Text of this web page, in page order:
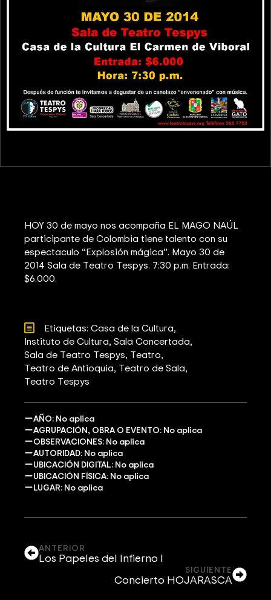
HOY 30 de mayo nos acompaña EL MAGO NAÚL
participante de Colombia tiene talento con su
espectaculo “Explosión mágica”. Mayo 30 de
2014 Sala de Teatro Tespys. 7:30 p.m. Entrada:
$6.000.
Etiquetas: Casa de la Cultura
Instituto de Cultura Sala Concertada
Sala de Teatro Tespys Teatro
Teatro de Antioquia Teatro de Sala
Teatro Tespys
AÑO: No aplica
AGRUPACIÓN, OBRA O EVENTO: No aplica
OBSERVACIONES: No aplica
AUTORIDAD: No aplica
UBICACIÓN DIGITAL: No aplica
UBICACIÓN FÍSICA: No aplica
LUGAR: No aplica
ANTERIOR
Los Papeles del Infierno I
SIGUIENTE
Concierto HOJARASCA